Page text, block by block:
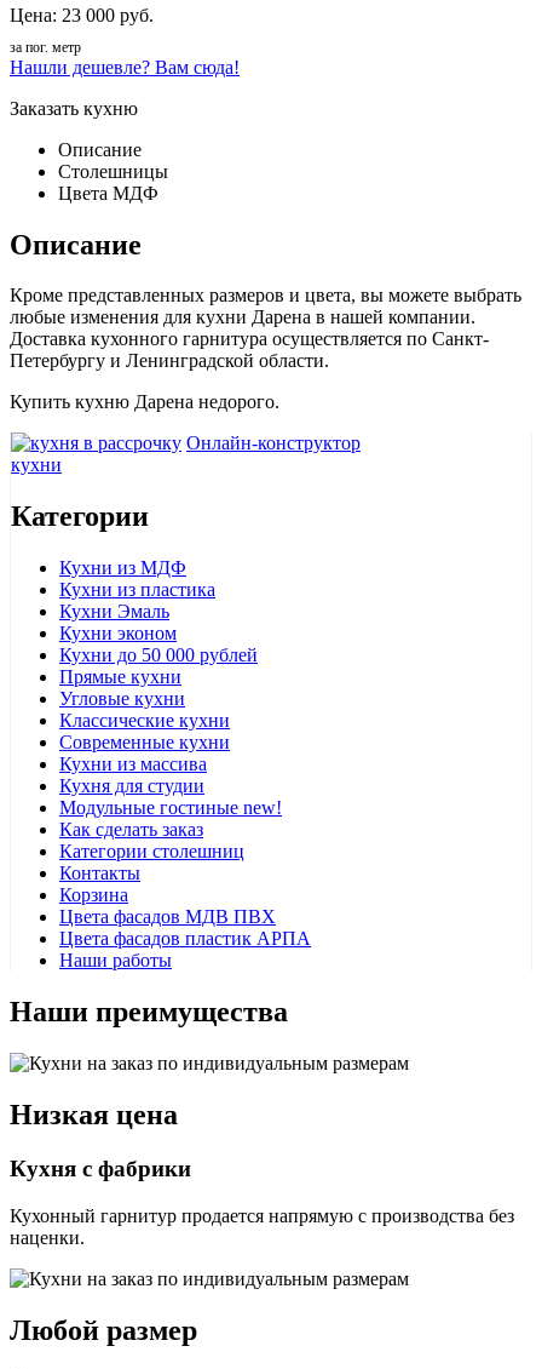
Цена: 23 000 руб.
за пог. метр
Нашли дешевле? Вам сюда!
Заказать кухню
Описание
Столешницы
Цвета МДФ
Описание
Кроме представленных размеров и цвета, вы можете выбрать
любые изменения для кухни Дарена в нашей компании.
Доставка кухонного гарнитура осуществляется по Санкт-
Петербургу и Ленинградской области.
Купить кухню Дарена недорого.
Онлайн-конструктор
кухни
Категории
Кухни из МДФ
Кухни из пластика
Кухни Эмаль
Кухни эконом
Кухни до 50 000 рублей
Прямые кухни
Угловые кухни
Классические кухни
Современные кухни
Кухни из массива
Кухня для студии
Модульные гостиные new!
Как сделать заказ
Категории столешниц
Контакты
Корзина
Цвета фасадов МДВ ПВХ
Цвета фасадов пластик АРПА
Наши работы
Наши преимущества
Низкая цена
Кухня с фабрики
Кухонный гарнитур продается напрямую с производства без
наценки.
Любой размер